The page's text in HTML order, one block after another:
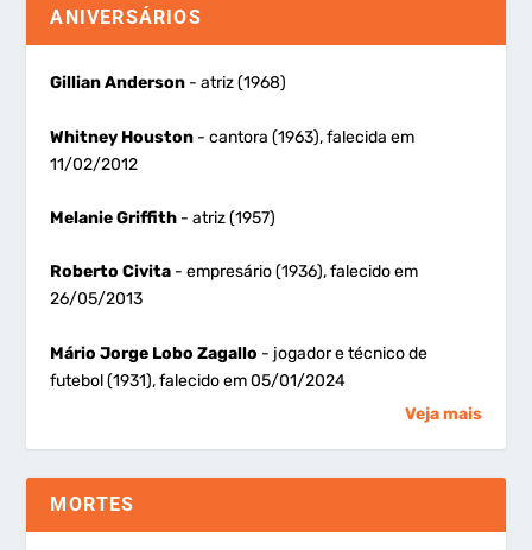
ANIVERSÁRIOS
Gillian Anderson - atriz (1968)
Whitney Houston - cantora (1963), falecida em
11/02/2012
Melanie Griffith - atriz (1957)
Roberto Civita - empresário (1936), falecido em
26/05/2013
Mário Jorge Lobo Zagallo - jogador e técnico de
futebol (1931), falecido em 05/01/2024
Veja mais
MORTES